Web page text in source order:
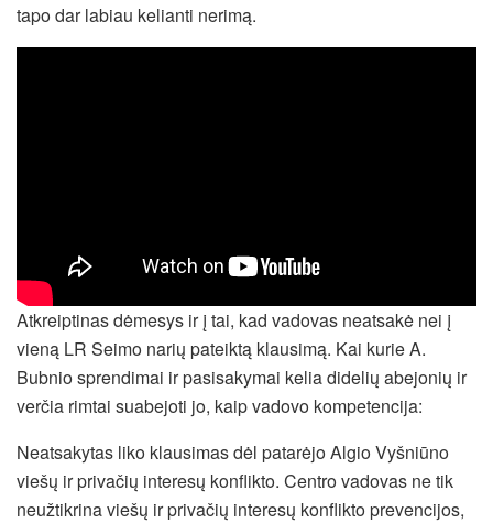
tapo dar labiau kelianti nerimą.
Atkreiptinas dėmesys ir į tai, kad vadovas neatsakė nei į
vieną LR Seimo narių pateiktą klausimą. Kai kurie A.
Bubnio sprendimai ir pasisakymai kelia didelių abejonių ir
verčia rimtai suabejoti jo, kaip vadovo kompetencija:
Neatsakytas liko klausimas dėl patarėjo Algio Vyšniūno
viešų ir privačių interesų konflikto. Centro vadovas ne tik
neužtikrina viešų ir privačių interesų konflikto prevencijos,